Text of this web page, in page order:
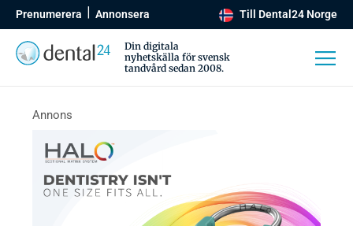
Prenumerera Annonsera Till Dental24 Norge
Din digitala
nyhetskälla för svensk
tandvård sedan 2008.